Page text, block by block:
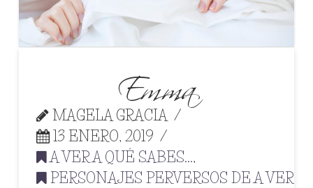
Emma
MAGELA GRACIA
13 ENERO, 2019
A VER A QUÉ SABES...,
PERSONAJES PERVERSOS DE A VER A